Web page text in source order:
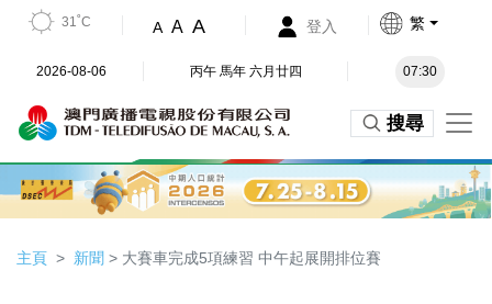
31˚C A A A 登入 繁
2026-08-06 丙午 馬年 六月廿四 07:30
搜尋
主頁 新聞 > 大賽車完成5項練習 中午起展開排位賽